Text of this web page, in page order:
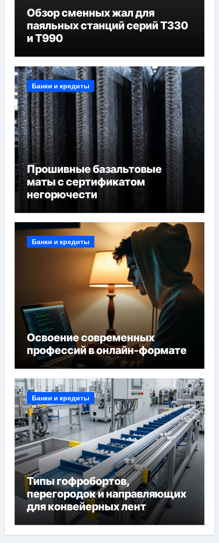
Обзор сменных жал для
паяльных станций серий T330
и T990
Банки и кредиты
Прошивные базальтовые
маты с сертификатом
негорючести
Банки и кредиты
Освоение современных
профессий в онлайн-формате
Банки и кредиты
Типы гофробортов,
перегородок и направляющих
для конвейерных лент